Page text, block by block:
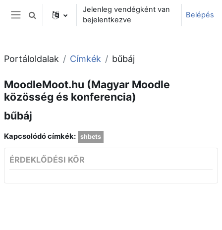
Tovább a fő tartalomhoz
Oldalpanel
Keresési bemeneti adatok váltása
Jelenleg vendégként van
bejelentkezve
Belépés
Portáloldalak Címkék bűbáj
MoodleMoot.hu (Magyar Moodle
közösség és konferencia)
bűbáj
Kapcsolódó címkék: shbets
ÉRDEKLŐDÉSI KÖR